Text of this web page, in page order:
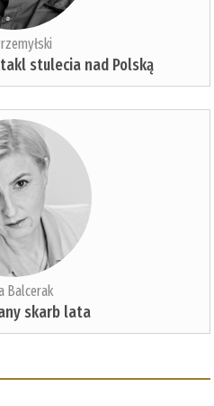
stulecia nad Polską
Balcerak
skarb lata